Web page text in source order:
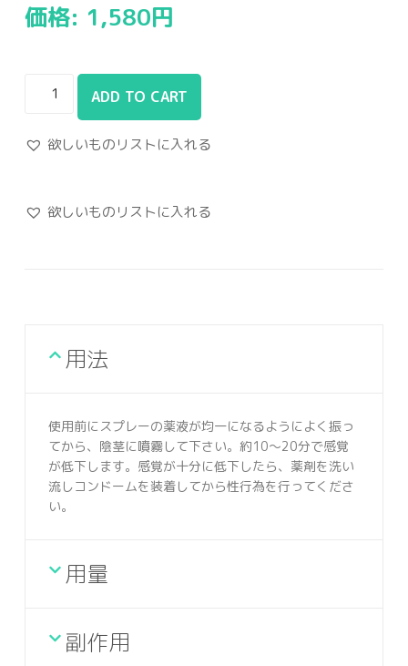
価格: 1,580円
ADD TO CART
欲しいものリストに入れる
欲しいものリストに入れる
用法
使用前にスプレーの薬液が均一になるようによく振っ
てから、陰茎に噴霧して下さい。約10～20分で感覚
が低下します。感覚が十分に低下したら、薬剤を洗い
流しコンドームを装着してから性行為を行ってくださ
い。
用量
副作用